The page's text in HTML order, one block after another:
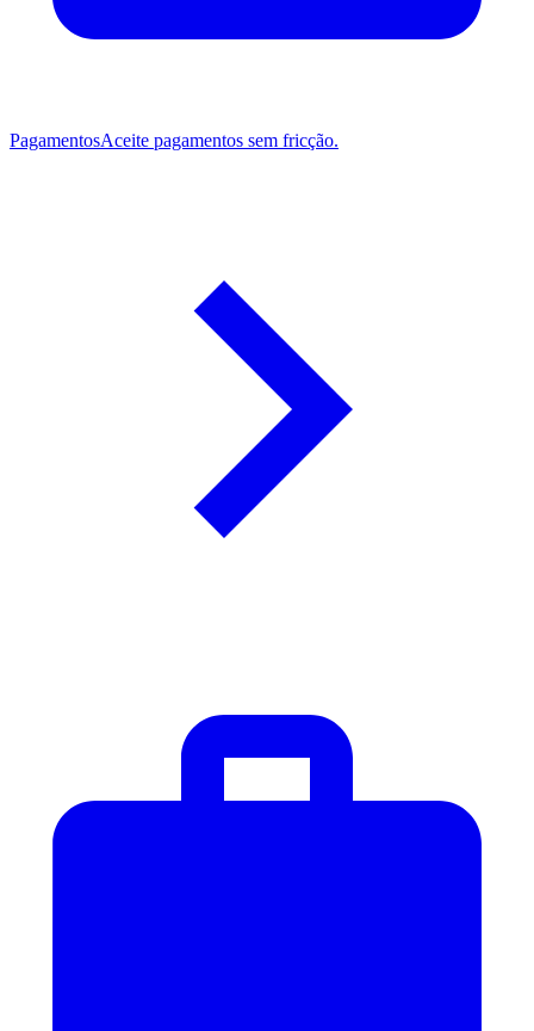
PagamentosAceite pagamentos sem fricção.